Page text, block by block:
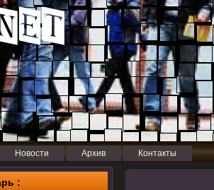
Новости Архив Контакты
: